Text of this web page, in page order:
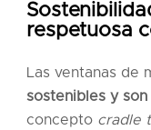
respetuosa
Las ventanas de
sostenibles y
concepto cradle